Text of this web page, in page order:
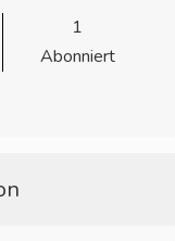
1
Abonniert